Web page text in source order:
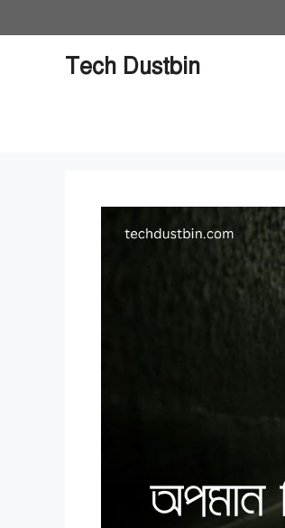
to
Tech Dustbin